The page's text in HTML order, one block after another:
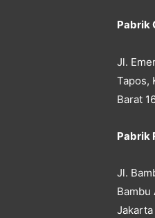
Pabrik
Jl.
Tapos,
Barat
Pabrik
Jl.
Bambu